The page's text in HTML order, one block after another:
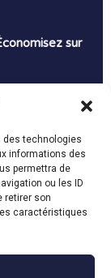
des technologies
informations des
permettra de
ou les ID
retirer son
caractéristiques
sur
sur vos